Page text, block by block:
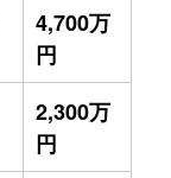
4,700万
円
2,300万
円